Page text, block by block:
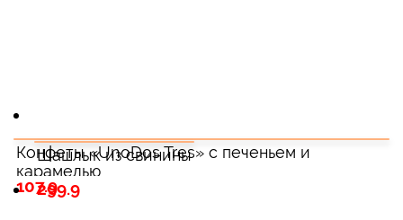
Шашлык из свинины
299.9
Конфеты «UnoDos Tres» с печеньем и
карамелью
107.9